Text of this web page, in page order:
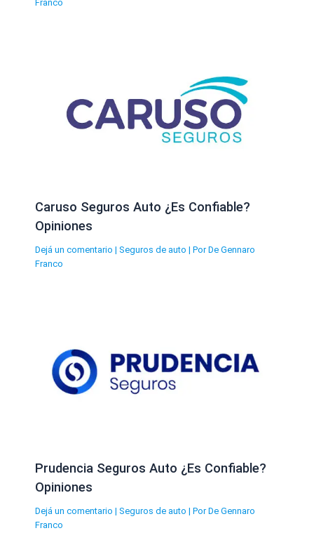
Franco
Caruso Seguros Auto ¿Es Confiable?
Opiniones
Dejá un comentario | Seguros de auto | Por De Gennaro
Franco
Prudencia Seguros Auto ¿Es Confiable?
Opiniones
Dejá un comentario | Seguros de auto | Por De Gennaro
Franco